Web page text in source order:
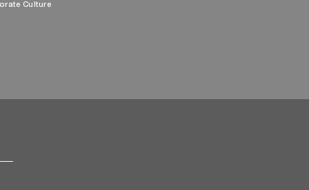
Culture